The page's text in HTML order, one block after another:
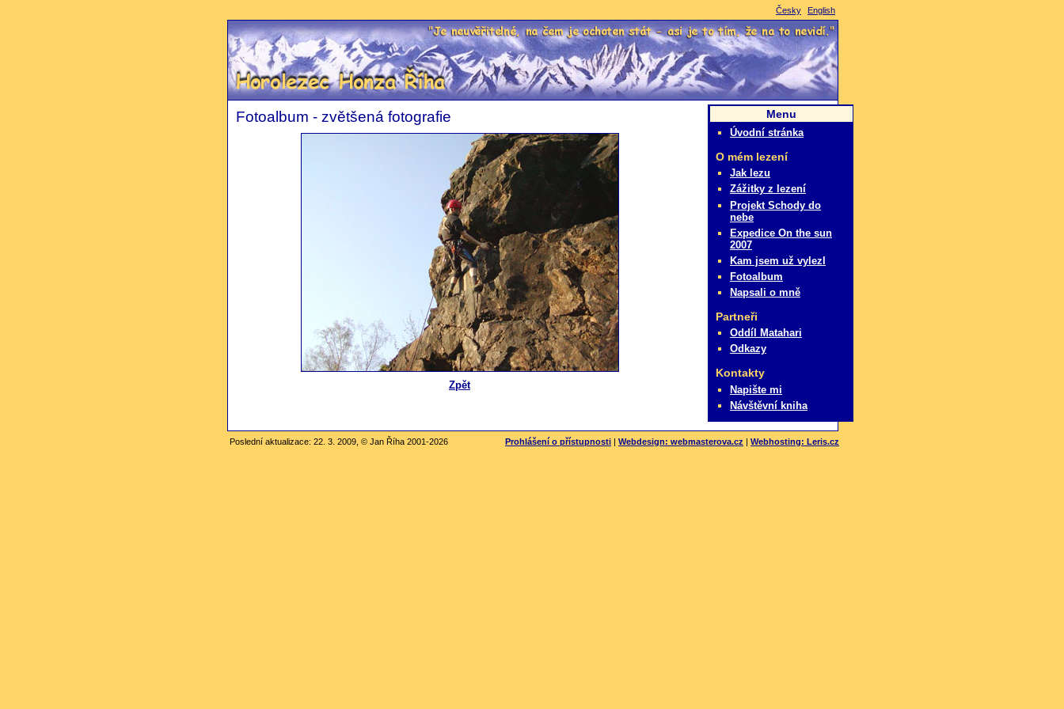
Slepý horolezec Honza Říha
Je neuvěřitelné, na čem je ochoten stát - asi je to tím, že na to nevidí.
Fotoalbum - zvětšená fotografie
Zpět
Menu
Úvodní stránka
O mém lezení
Jak lezu
Zážitky z lezení
Projekt Schody do
nebe
Expedice On the sun
2007
Kam jsem už vylezl
Fotoalbum
Napsali o mně
Partneři
Oddíl Matahari
Odkazy
Kontakty
Napište mi
Návštěvní kniha
Česky English
Poslední aktualizace: 22. 3. 2009, © Jan Říha 2001-2026 Prohlášení o přístupnosti Webdesign: webmasterova.cz Webhosting: Leris.cz